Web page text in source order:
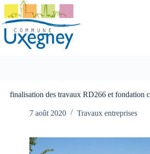
Passer
contenu
finalisation des travaux RD266 et fondation
7 août 2020 Travaux entreprises